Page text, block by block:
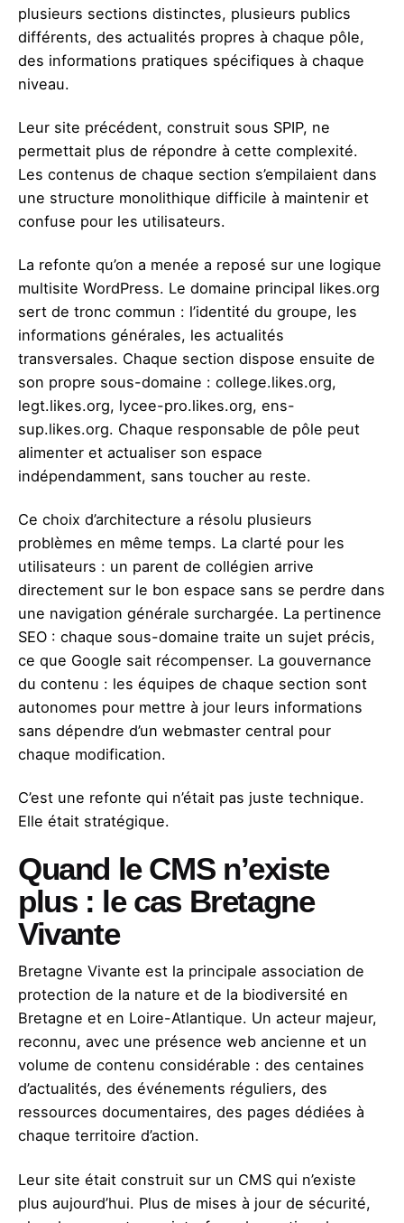
plusieurs sections distinctes, plusieurs publics
différents, des actualités propres à chaque pôle,
des informations pratiques spécifiques à chaque
niveau.
Leur site précédent, construit sous SPIP, ne
permettait plus de répondre à cette complexité.
Les contenus de chaque section s’empilaient dans
une structure monolithique difficile à maintenir et
confuse pour les utilisateurs.
La refonte qu’on a menée a reposé sur une logique
multisite WordPress. Le domaine principal likes.org
sert de tronc commun : l’identité du groupe, les
informations générales, les actualités
transversales. Chaque section dispose ensuite de
son propre sous-domaine : college.likes.org,
legt.likes.org, lycee-pro.likes.org, ens-
sup.likes.org. Chaque responsable de pôle peut
alimenter et actualiser son espace
indépendamment, sans toucher au reste.
Ce choix d’architecture a résolu plusieurs
problèmes en même temps. La clarté pour les
utilisateurs : un parent de collégien arrive
directement sur le bon espace sans se perdre dans
une navigation générale surchargée. La pertinence
SEO : chaque sous-domaine traite un sujet précis,
ce que Google sait récompenser. La gouvernance
du contenu : les équipes de chaque section sont
autonomes pour mettre à jour leurs informations
sans dépendre d’un webmaster central pour
chaque modification.
C’est une refonte qui n’était pas juste technique.
Elle était stratégique.
Quand le CMS n’existe
plus : le cas Bretagne
Vivante
Bretagne Vivante est la principale association de
protection de la nature et de la biodiversité en
Bretagne et en Loire-Atlantique. Un acteur majeur,
reconnu, avec une présence web ancienne et un
volume de contenu considérable : des centaines
d’actualités, des événements réguliers, des
ressources documentaires, des pages dédiées à
chaque territoire d’action.
Leur site était construit sur un CMS qui n’existe
plus aujourd’hui. Plus de mises à jour de sécurité,